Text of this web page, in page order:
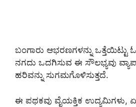
ಬಂಗಾರು ಆಭರಣಗಳನ್ನು ಒತ್ತೆಯಿಟ್ಟು
ನಗದು ಒದಗಿಸುವ ಈ ಸೌಲಭ್ಯವು
ಹರಿವನ್ನು ಸುಗಮಗೊಳಿಸುತ್ತದೆ.
ಈ ಪಥಕವು ವೈಯಕ್ತಿಕ ಉದ್ಯಮಿಗಳು, ಏಕ